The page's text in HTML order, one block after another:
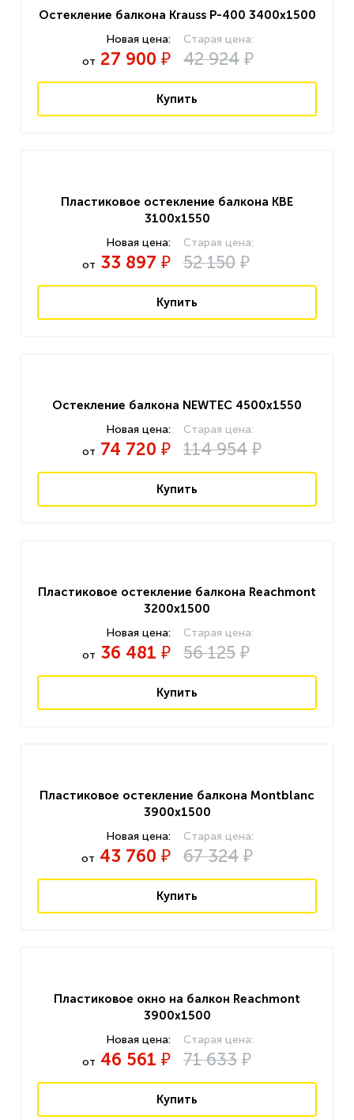
Остекление балкона Krauss P-400 3400x1500
от 27 900 ₽ 42 924 ₽
Купить
Пластиковое остекление балкона KBE
3100x1550
от 33 897 ₽ 52 150 ₽
Купить
Остекление балкона NEWTEC 4500x1550
от 74 720 ₽ 114 954 ₽
Купить
Пластиковое остекление балкона Reachmont
3200x1500
от 36 481 ₽ 56 125 ₽
Купить
Пластиковое остекление балкона Montblanc
3900x1500
от 43 760 ₽ 67 324 ₽
Купить
Пластиковое окно на балкон Reachmont
3900x1500
от 46 561 ₽ 71 633 ₽
Купить